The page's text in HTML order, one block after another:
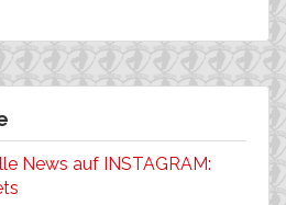
News auf INSTAGRAM: